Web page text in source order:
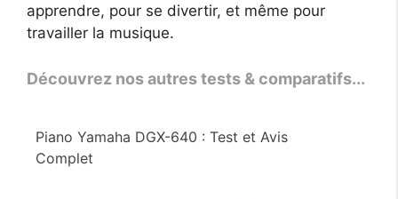
apprendre, pour se divertir, et même pour
travailler la musique.
Découvrez nos autres tests & comparatifs...
Piano Yamaha DGX-640 : Test et Avis
Complet